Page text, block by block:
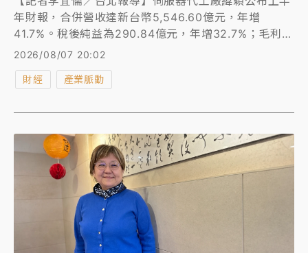
年財報，合併營收達新台幣5,546.60億元，年增
41.7%。稅後純益為290.84億元，年增32.7%；毛利率
為8.4%，營益率為6.8%，稅後淨利率為5.2%。每股稅
史新高。
2026/08/07 20:02
財經 產業脈動